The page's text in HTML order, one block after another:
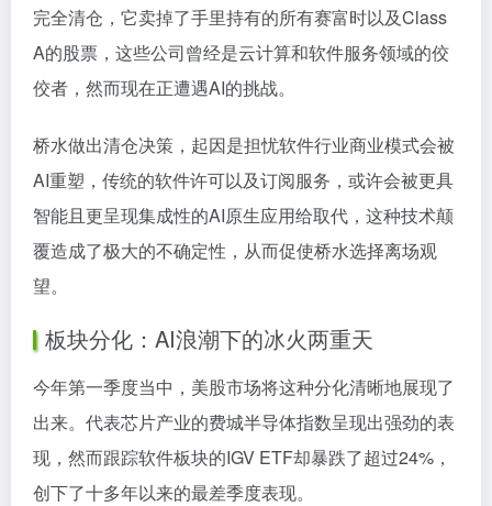
完全清仓，它卖掉了手里持有的所有赛富时以及Class
A的股票，这些公司曾经是云计算和软件服务领域的佼
佼者，然而现在正遭遇AI的挑战。
桥水做出清仓决策，起因是担忧软件行业商业模式会被
AI重塑，传统的软件许可以及订阅服务，或许会被更具
智能且更呈现集成性的AI原生应用给取代，这种技术颠
覆造成了极大的不确定性，从而促使桥水选择离场观
望。
板块分化：AI浪潮下的冰火两重天
今年第一季度当中，美股市场将这种分化清晰地展现了
出来。代表芯片产业的费城半导体指数呈现出强劲的表
现，然而跟踪软件板块的IGV ETF却暴跌了超过24%，
创下了十多年以来的最差季度表现。